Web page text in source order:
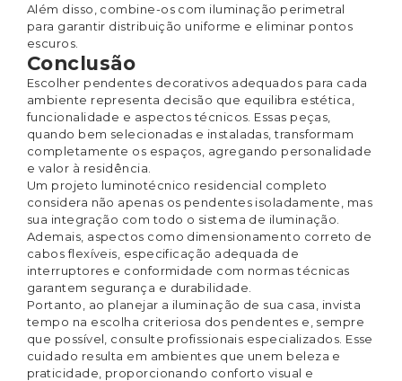
Além disso, combine-os com iluminação perimetral
para garantir distribuição uniforme e eliminar pontos
escuros.
Conclusão
Escolher pendentes decorativos adequados para cada
ambiente representa decisão que equilibra estética,
funcionalidade e aspectos técnicos. Essas peças,
quando bem selecionadas e instaladas, transformam
completamente os espaços, agregando personalidade
e valor à residência.
Um projeto luminotécnico residencial completo
considera não apenas os pendentes isoladamente, mas
sua integração com todo o sistema de iluminação.
Ademais, aspectos como dimensionamento correto de
cabos flexíveis, especificação adequada de
interruptores e conformidade com normas técnicas
garantem segurança e durabilidade.
Portanto, ao planejar a iluminação de sua casa, invista
tempo na escolha criteriosa dos pendentes e, sempre
que possível, consulte profissionais especializados. Esse
cuidado resulta em ambientes que unem beleza e
praticidade, proporcionando conforto visual e